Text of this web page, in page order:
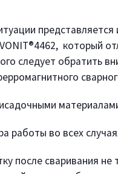
представляется
который
следует обратить
работы во всех
после сваривания